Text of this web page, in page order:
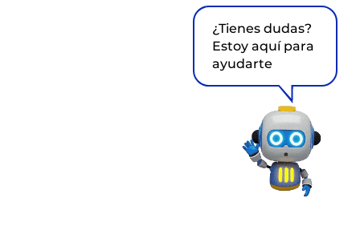
¿Tienes dudas?
Estoy aquí para
ayudarte